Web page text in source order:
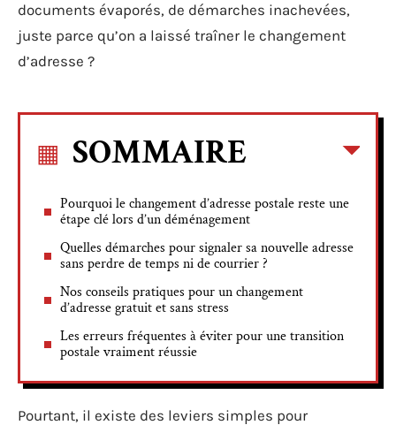
documents évaporés, de démarches inachevées,
juste parce qu’on a laissé traîner le changement
d’adresse ?
SOMMAIRE
Pourquoi le changement d’adresse postale reste une
étape clé lors d’un déménagement
Quelles démarches pour signaler sa nouvelle adresse
sans perdre de temps ni de courrier ?
Nos conseils pratiques pour un changement
d’adresse gratuit et sans stress
Les erreurs fréquentes à éviter pour une transition
postale vraiment réussie
Pourtant, il existe des leviers simples pour